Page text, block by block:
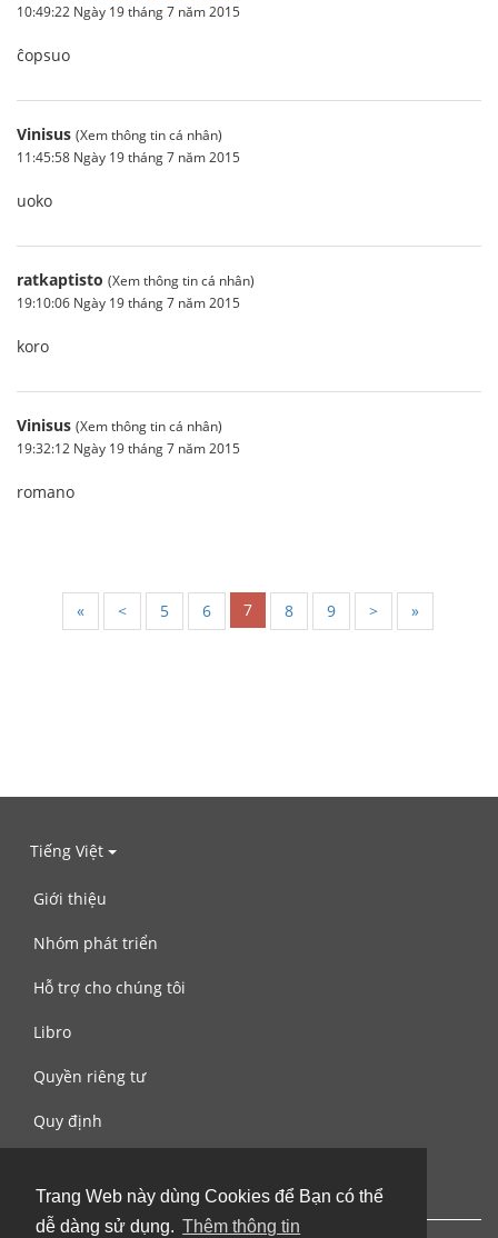
Trang Web này dùng Cookies để Bạn có thể
dễ dàng sử dụng. Thêm thông tin
10:49:22 Ngày 19 tháng 7 năm 2015
ĉopsuo
Vinisus (Xem thông tin cá nhân)
11:45:58 Ngày 19 tháng 7 năm 2015
uoko
ratkaptisto (Xem thông tin cá nhân)
19:10:06 Ngày 19 tháng 7 năm 2015
koro
Vinisus (Xem thông tin cá nhân)
19:32:12 Ngày 19 tháng 7 năm 2015
romano
« < 5 6 7 8 9 > »
Tiếng Việt
Giới thiệu
Nhóm phát triển
Hỗ trợ cho chúng tôi
Libro
Quyền riêng tư
Quy định